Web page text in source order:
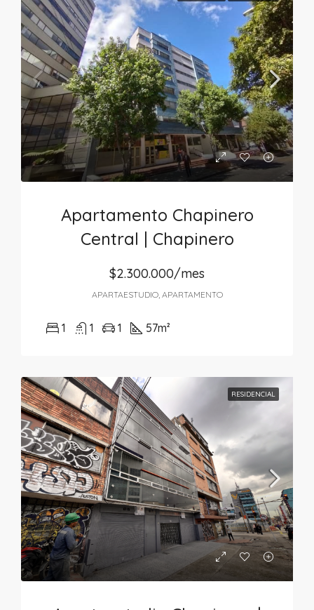
Apartamento Chapinero
Central | Chapinero
$2.300.000/mes
APARTAESTUDIO, APARTAMENTO
1 1 1 57m²
RESIDENCIAL